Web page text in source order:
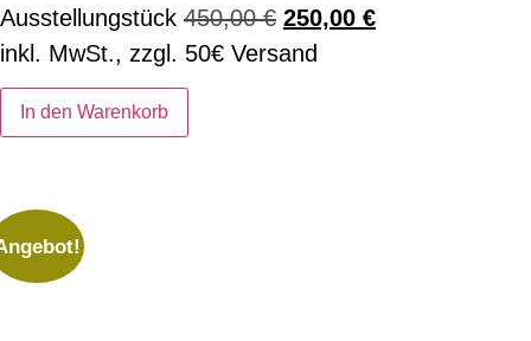
Ausstellungstück 450,00€ 250,00 €
inkl. MwSt., zzgl. 50€ Versand
In den Warenkorb